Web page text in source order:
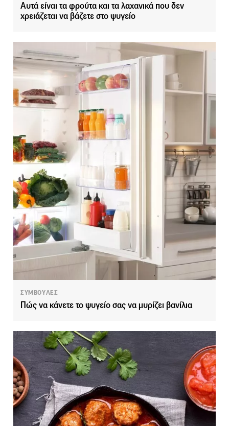
Αυτά είναι τα φρούτα και τα λαχανικά που δεν
χρειάζεται να βάζετε στο ψυγείο
ΣΥΜΒΟΥΛΕΣ
Πώς να κάνετε το ψυγείο σας να μυρίζει βανίλια